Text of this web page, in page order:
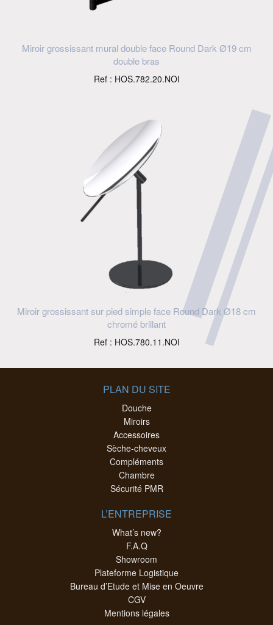
Miroir grossissant mural double face Round Dark Ø19 cm
double bras
Ref : HOS.782.20.NOI
Miroir grossissant sur pied simple face Round Dark Ø18 cm
chromé brillant
Ref : HOS.780.11.NOI
PLAN DU SITE
Douche
Miroirs
Accessoires
Sèche-cheveux
Compléments
Chambre
Sécurité PMR
L’ENTREPRISE
What’s new?
F.A.Q
Showroom
Plateforme Logistique
Bureau d’Etude et Mise en Oeuvre
CGV
Mentions légales